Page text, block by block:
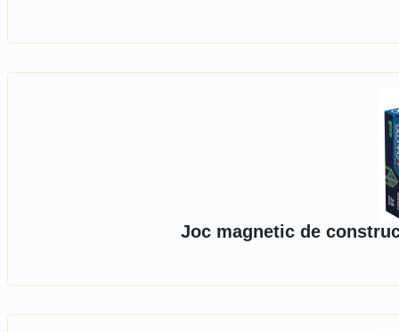
Joc magnetic de